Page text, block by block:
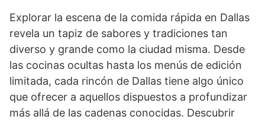
Explorar la escena de la comida rápida en Dallas
revela un tapiz de sabores y tradiciones tan
diverso y grande como la ciudad misma. Desde
las cocinas ocultas hasta los menús de edición
limitada, cada rincón de Dallas tiene algo único
que ofrecer a aquellos dispuestos a profundizar
más allá de las cadenas conocidas. Descubrir